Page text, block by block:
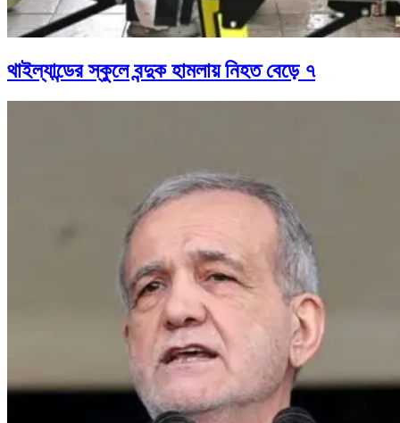
থাইল্যান্ডের স্কুলে বন্দুক হামলায় নিহত বেড়ে ৭